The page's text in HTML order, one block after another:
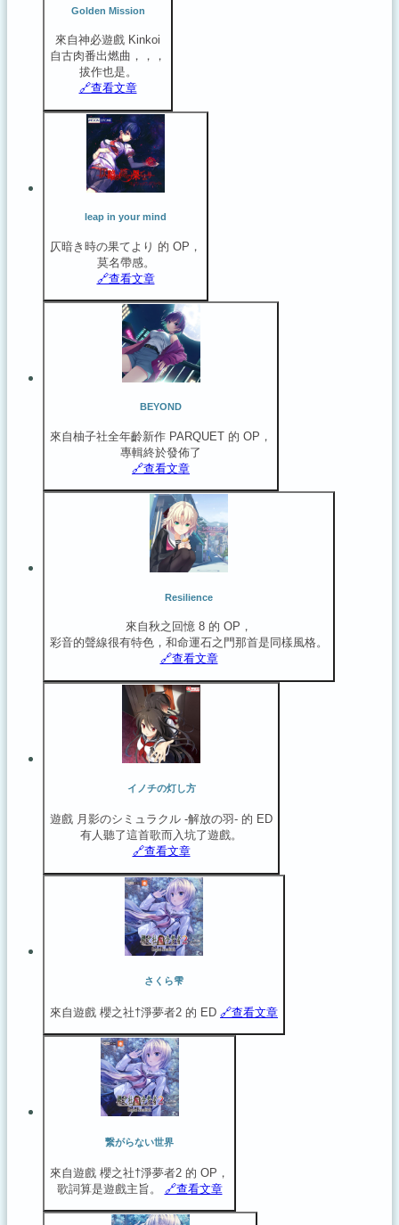
Golden Mission
來自神必遊戲 Kinkoi
自古肉番出燃曲，，，
拔作也是。
🔗️查看文章
leap in your mind
仄暗き時の果てより 的 OP，
莫名帶感。
🔗️查看文章
BEYOND
來自柚子社全年齡新作 PARQUET 的 OP，
專輯終於發佈了
🔗️查看文章
Resilience
來自秋之回憶 8 的 OP，
彩音的聲線很有特色，和命運石之門那首是同樣風格。
🔗️查看文章
イノチの灯し方
遊戲 月影のシミュラクル -解放の羽- 的 ED
有人聽了這首歌而入坑了遊戲。
🔗️查看文章
さくら雫
來自遊戲 櫻之社†淨夢者2 的 ED 🔗️查看文章
繋がらない世界
來自遊戲 櫻之社†淨夢者2 的 OP，
歌詞算是遊戲主旨。 🔗️查看文章